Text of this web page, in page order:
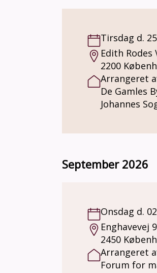
Tirsdag d.
Edith Rodes
2200
Arrangeret
De Gamles
Johannes
September 2026
Onsdag d.
Enghavevej
2450
Arrangeret
Forum for